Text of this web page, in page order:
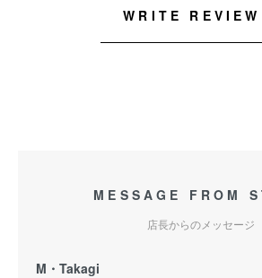
WRITE REVIEW
MESSAGE FROM
店長からのメッセージ
M・Takagi